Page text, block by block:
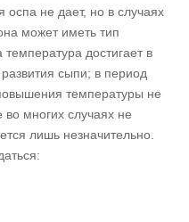
оспа не дает, но в случаях
может иметь тип
достигает в
сыпи; в период
температуры не
многих случаях не
лишь незначительно.